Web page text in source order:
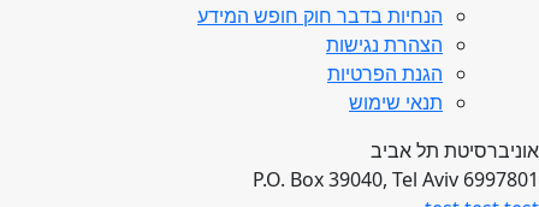
הנחיות בדבר חוק חופש המידע
הצהרת נגישות
הגנת הפרטיות
תנאי שימוש
אוניברסיטת תל אביב
P.O. Box 39040, Tel Aviv 6997801